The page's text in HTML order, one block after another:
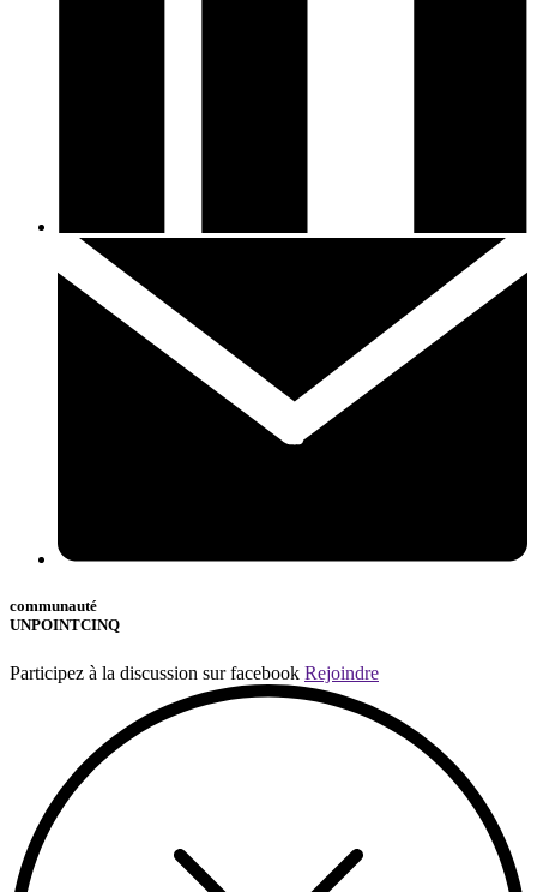
communauté
UNPOINTCINQ
Participez à la discussion sur facebook Rejoindre